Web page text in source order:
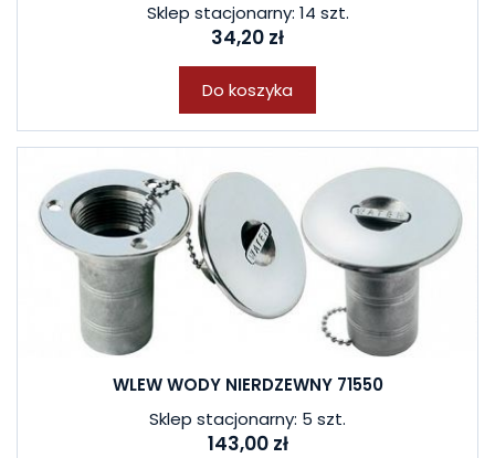
Sklep stacjonarny: 14 szt.
34,20 zł
Do koszyka
WLEW WODY NIERDZEWNY 71550
Sklep stacjonarny: 5 szt.
143,00 zł